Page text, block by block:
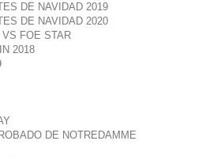
DE NAVIDAD 2019
DE NAVIDAD 2020
FOE STAR
2018
DE NOTREDAMME